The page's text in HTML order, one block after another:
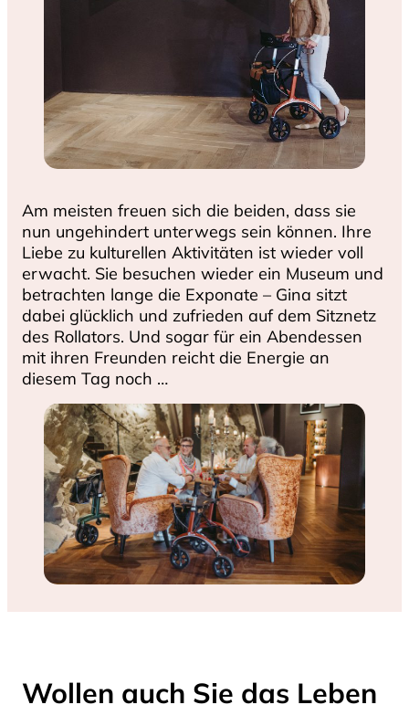
Am meisten freuen sich die beiden, dass sie
nun ungehindert unterwegs sein können. Ihre
Liebe zu kulturellen Aktivitäten ist wieder voll
erwacht. Sie besuchen wieder ein Museum und
betrachten lange die Exponate – Gina sitzt
dabei glücklich und zufrieden auf dem Sitznetz
des Rollators. Und sogar für ein Abendessen
mit ihren Freunden reicht die Energie an
diesem Tag noch …
Wollen auch Sie das Leben